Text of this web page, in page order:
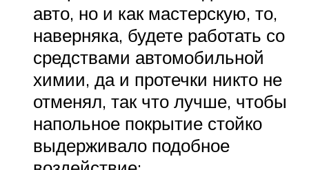
авто, но и как мастерскую, то,
наверняка, будете работать со
средствами автомобильной
химии, да и протечки никто не
отменял, так что лучше, чтобы
напольное покрытие стойко
выдерживало подобное